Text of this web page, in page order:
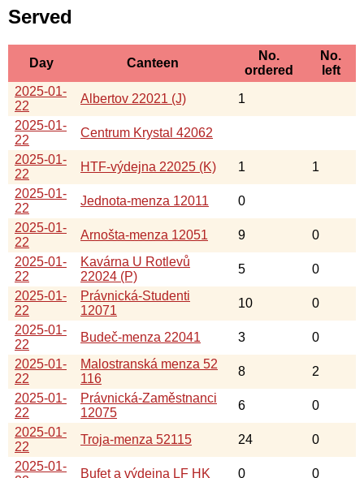
Served
Day Canteen
No.
ordered
No.
left
2025-01-
22
Albertov 22021 (J)
1
2025-01-
22
Centrum Krystal 42062
2025-01-
22
HTF-výdejna 22025 (K) 1
1
2025-01-
22
Jednota-menza 12011
0
2025-01-
22
Arnošta-menza 12051 9
0
2025-01-
22
Kavárna U Rotlevů
22024 (P)
5
0
2025-01-
22
Právnická-Studenti
12071
10
0
2025-01-
22
Budeč-menza 22041 3
0
2025-01-
22
Malostranská menza 52
116
8
2
2025-01-
22
Právnická-Zaměstnanci
12075
6
0
2025-01-
22
Troja-menza 52115 24
0
2025-01-
Bufet a výdejna LF HK 0 0